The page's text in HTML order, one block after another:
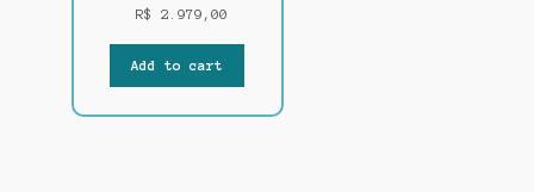
D
C
T
O
R$
2.979,00
Add to cart